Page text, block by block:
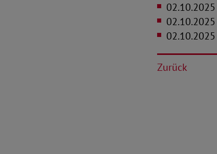
02.10.2025
02.10.2025
02.10.2025
Zurück